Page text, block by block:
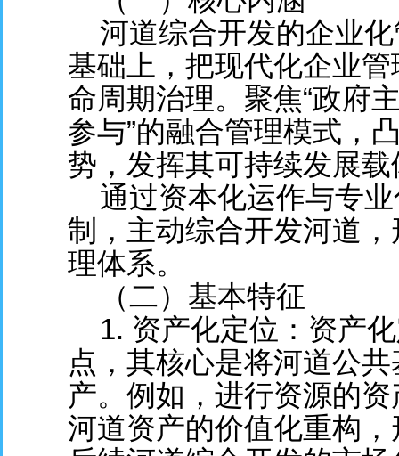
河道综合开发的企业化
基础上，把现代化企业
命周期治理。聚焦“政府
参与”的融合管理模式，
势，发挥其可持续发展
通过资本化运作与专业
制，主动综合开发河道，
理体系。
（二）基本特征
1. 资产化定位：资产
点，其核心是将河道公
产。例如，进行资源的
河道资产的价值化重构